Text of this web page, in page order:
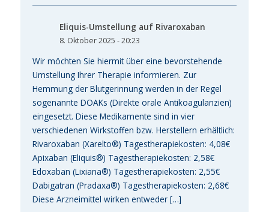
Eliquis-Umstellung auf Rivaroxaban
8. Oktober 2025 - 20:23
Wir möchten Sie hiermit über eine bevorstehende
Umstellung Ihrer Therapie informieren. Zur
Hemmung der Blutgerinnung werden in der Regel
sogenannte DOAKs (Direkte orale Antikoagulanzien)
eingesetzt. Diese Medikamente sind in vier
verschiedenen Wirkstoffen bzw. Herstellern erhältlich:
Rivaroxaban (Xarelto®) Tagestherapiekosten: 4,08€
Apixaban (Eliquis®) Tagestherapiekosten: 2,58€
Edoxaban (Lixiana®) Tagestherapiekosten: 2,55€
Dabigatran (Pradaxa®) Tagestherapiekosten: 2,68€
Diese Arzneimittel wirken entweder […]